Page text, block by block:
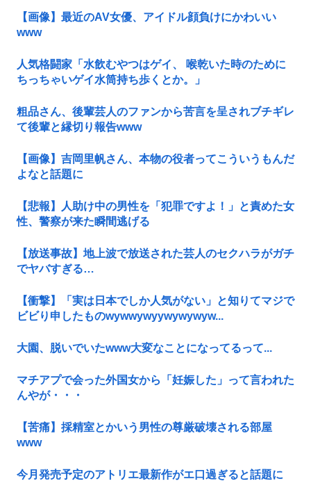
【画像】最近のAV女優、アイドル顔負けにかわいい
www
人気格闘家「水飲むやつはゲイ、 喉乾いた時のために
ちっちゃいゲイ水筒持ち歩くとか。」
粗品さん、後輩芸人のファンから苦言を呈されブチギレ
て後輩と縁切り報告www
【画像】吉岡里帆さん、本物の役者ってこういうもんだ
よなと話題に
【悲報】人助け中の男性を「犯罪ですよ！」と責めた女
性、警察が来た瞬間逃げる
【放送事故】地上波で放送された芸人のセクハラがガチ
でヤバすぎる…
【衝撃】「実は日本でしか人気がない」と知りてマジで
ビビり申したものwywwywyywywywyw...
大園、脱いでいたwww大変なことになってるって...
マチアプで会った外国女から「妊娠した」って言われた
んやが・・・
【苦痛】採精室とかいう男性の尊厳破壊される部屋
www
今月発売予定のアトリエ最新作がエ口過ぎると話題に